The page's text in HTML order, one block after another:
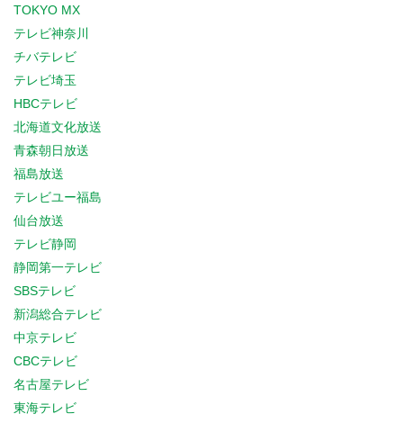
TOKYO MX
テレビ神奈川
チバテレビ
テレビ埼玉
HBCテレビ
北海道文化放送
青森朝日放送
福島放送
テレビユー福島
仙台放送
テレビ静岡
静岡第一テレビ
SBSテレビ
新潟総合テレビ
中京テレビ
CBCテレビ
名古屋テレビ
東海テレビ